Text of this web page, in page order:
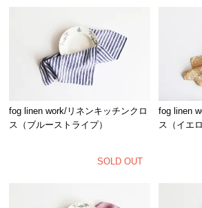
fog linen work/リネンキッチンクロ
ス（ブルーストライプ）
SOLD OUT
fog linen
ス（イエ